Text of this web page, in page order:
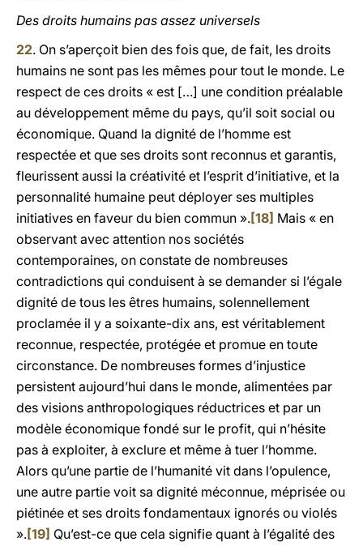
Des droits humains pas assez universels
22. On s’aperçoit bien des fois que, de fait, les droits
humains ne sont pas les mêmes pour tout le monde. Le
respect de ces droits « est […] une condition préalable
au développement même du pays, qu’il soit social ou
économique. Quand la dignité de l’homme est
respectée et que ses droits sont reconnus et garantis,
fleurissent aussi la créativité et l’esprit d’initiative, et la
personnalité humaine peut déployer ses multiples
initiatives en faveur du bien commun ».[18] Mais « en
observant avec attention nos sociétés
contemporaines, on constate de nombreuses
contradictions qui conduisent à se demander si l’égale
dignité de tous les êtres humains, solennellement
proclamée il y a soixante-dix ans, est véritablement
reconnue, respectée, protégée et promue en toute
circonstance. De nombreuses formes d’injustice
persistent aujourd’hui dans le monde, alimentées par
des visions anthropologiques réductrices et par un
modèle économique fondé sur le profit, qui n’hésite
pas à exploiter, à exclure et même à tuer l’homme.
Alors qu’une partie de l’humanité vit dans l’opulence,
une autre partie voit sa dignité méconnue, méprisée ou
piétinée et ses droits fondamentaux ignorés ou violés
».[19] Qu’est-ce que cela signifie quant à l’égalité des